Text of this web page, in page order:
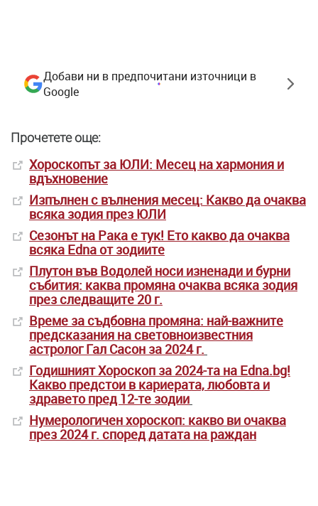
Добави ни в предпочитани източници в
Google
Прочетете още:
Хороскопът за ЮЛИ: Месец на хармония и
вдъхновение
Изпълнен с вълнения месец: Какво да очаква
всяка зодия през ЮЛИ
Сезонът на Рака е тук! Ето какво да очаква
всяка Edna от зодиите
Плутон във Водолей носи изненади и бурни
събития: каква промяна очаква всяка зодия
през следващите 20 г.
Време за съдбовна промяна: най-важните
предсказания на световноизвестния
астролог Гал Сасон за 2024 г.
Годишният Хороскоп за 2024-та на Edna.bg!
Какво предстои в кариерата, любовта и
здравето пред 12-те зодии
Нумерологичен хороскоп: какво ви очаква
през 2024 г. според датата на раждан